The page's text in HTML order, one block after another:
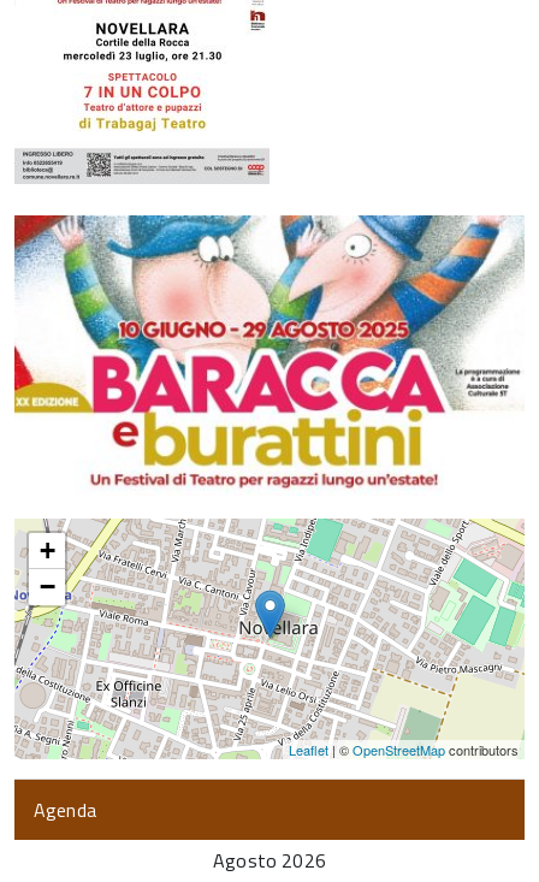
+
−
Leaflet| ©OpenStreetMapcontributors
Agenda
Agosto 2026